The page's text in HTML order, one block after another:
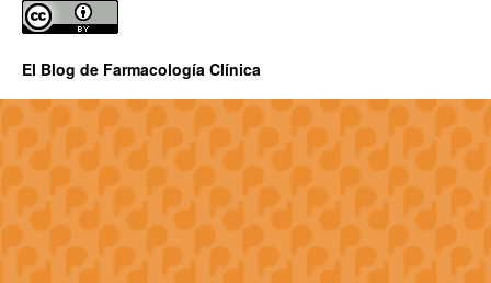
El Blog de Farmacología Clínica